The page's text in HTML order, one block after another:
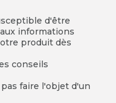
d'être
informations
produit dès
conseils
faire l'objet d'un